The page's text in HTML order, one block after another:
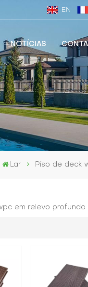
EN
NOTÍCIAS
Lar Piso de deck
em relevo profundo